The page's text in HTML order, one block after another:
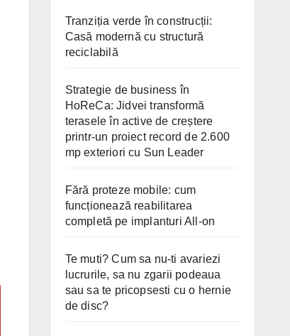
Tranziția verde în construcții:
Casă modernă cu structură
reciclabilă
Strategie de business în
HoReCa: Jidvei transformă
terasele în active de creștere
printr-un proiect record de 2.600
mp exteriori cu Sun Leader
Fără proteze mobile: cum
funcționează reabilitarea
completă pe implanturi All-on
Te muti? Cum sa nu-ti avariezi
lucrurile, sa nu zgarii podeaua
sau sa te pricopsesti cu o hernie
de disc?